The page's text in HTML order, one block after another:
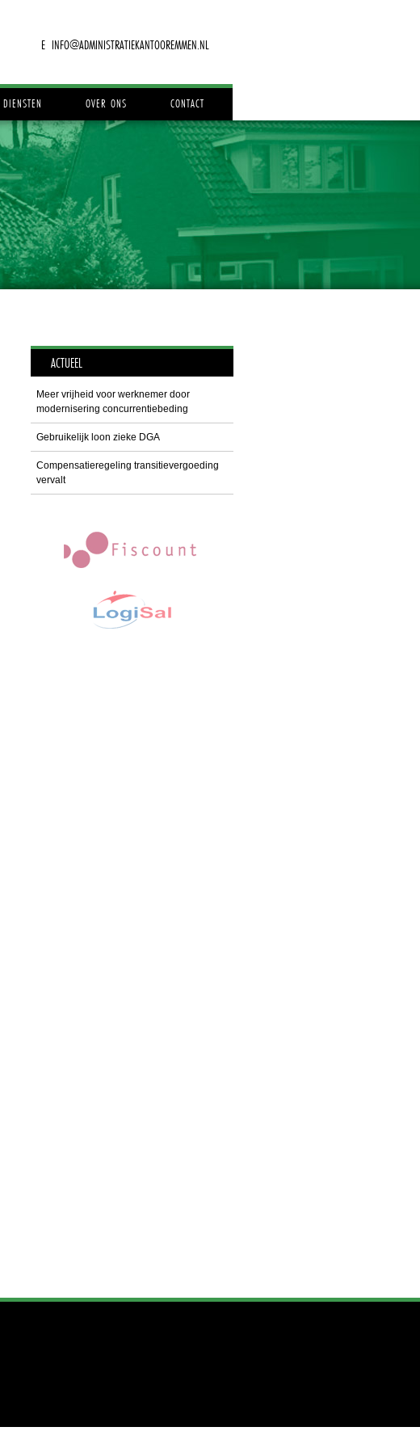
E INFO@ADMINISTRATIEKANTOOREMMEN.NL
DIENSTEN OVER ONS CONTACT
ACTUEEL
Meer vrijheid voor werknemer door
modernisering concurrentiebeding
Gebruikelijk loon zieke DGA
Compensatieregeling transitievergoeding
vervalt